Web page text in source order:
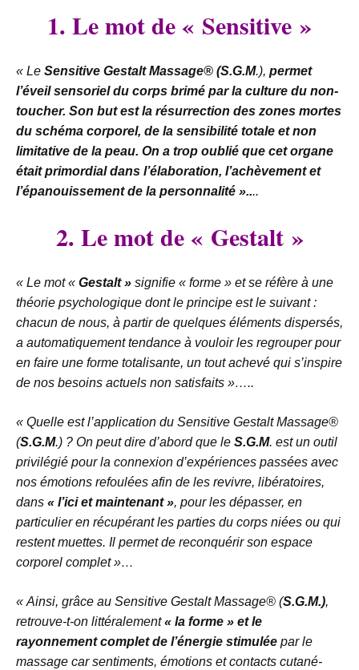
1. Le mot de « Sensitive »
« Le Sensitive Gestalt Massage® (S.G.M.), permet
l’éveil sensoriel du corps brimé par la culture du non-
toucher. Son but est la résurrection des zones mortes
du schéma corporel, de la sensibilité totale et non
limitative de la peau. On a trop oublié que cet organe
était primordial dans l’élaboration, l’achèvement et
l’épanouissement de la personnalité »....
2. Le mot de « Gestalt »
« Le mot « Gestalt » signifie « forme » et se réfère à une
théorie psychologique dont le principe est le suivant :
chacun de nous, à partir de quelques éléments dispersés,
a automatiquement tendance à vouloir les regrouper pour
en faire une forme totalisante, un tout achevé qui s’inspire
de nos besoins actuels non satisfaits »…..
« Quelle est l’application du Sensitive Gestalt Massage®
(S.G.M.) ? On peut dire d’abord que le S.G.M. est un outil
privilégié pour la connexion d’expériences passées avec
nos émotions refoulées afin de les revivre, libératoires,
dans « l’ici et maintenant », pour les dépasser, en
particulier en récupérant les parties du corps niées ou qui
restent muettes. Il permet de reconquérir son espace
corporel complet »…
« Ainsi, grâce au Sensitive Gestalt Massage® (S.G.M.),
retrouve-t-on littéralement« la forme » et le
rayonnement complet de l’énergie stimulée par le
massage car sentiments, émotions et contacts cutané-